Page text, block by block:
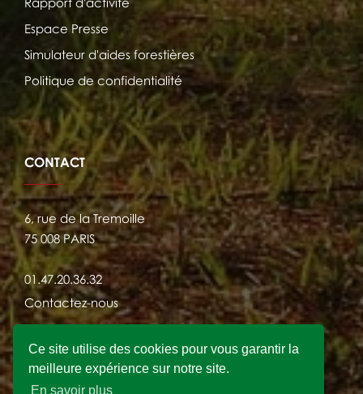
Ce site utilise des cookies pour vous garantir la
meilleure expérience sur notre site.
En savoir plus
Espace Presse
Simulateur d'aides forestières
Politique de confidentialité
CONTACT
6, rue de la Tremoille
75 008 PARIS
01.47.20.36.32
Contactez-nous